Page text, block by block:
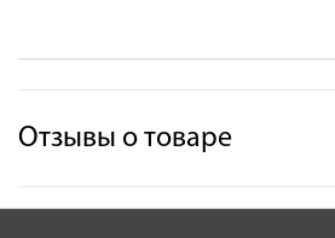
Отзывы о товаре